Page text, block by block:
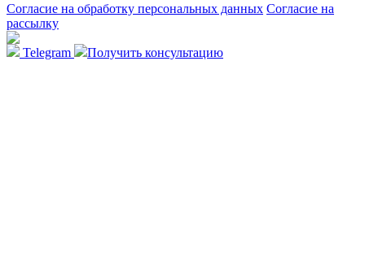
Согласие на обработку персональных данных Согласие на
рассылку
Telegram Получить консультацию